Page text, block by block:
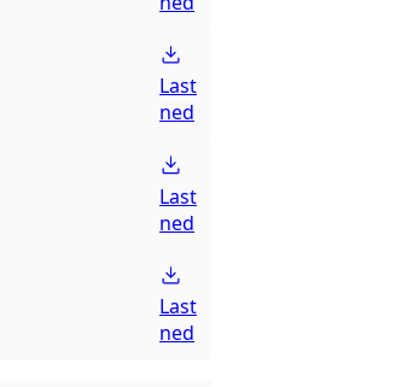
Last
ned
Last
ned
Last
ned